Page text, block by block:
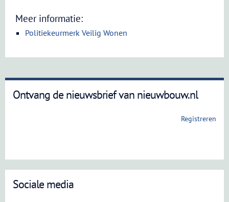
Meer informatie:
Politiekeurmerk Veilig Wonen
Ontvang de nieuwsbrief van nieuwbouw.nl
Registreren
Sociale media